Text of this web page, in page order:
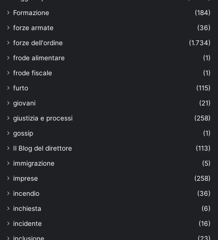
Formazione
(184)
forze armate
(36)
forze dell'ordine
(1.734)
frode alimentare
(1)
frode fiscale
(1)
furto
(115)
giovani
(21)
giustizia e processi
(258)
gossip
(1)
Il Blog del direttore
(113)
immigrazione
(5)
imprese
(258)
incendio
(36)
inchiesta
(6)
incidente
(16)